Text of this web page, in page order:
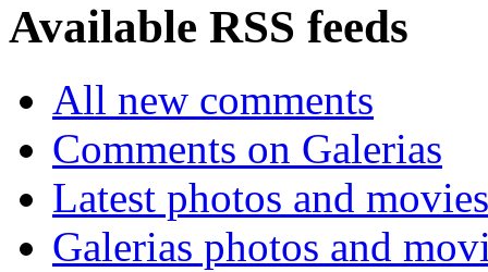
Available RSS feeds
All new comments
Comments on Galerias
Latest photos and movies
Galerias photos and